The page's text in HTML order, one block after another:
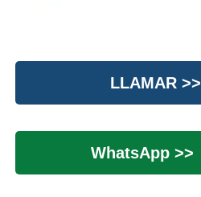
LLAMAR >>
WhatsApp >>